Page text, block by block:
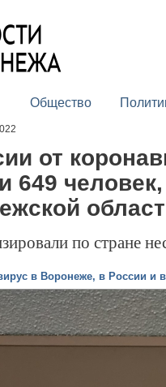
Общество
от
649
по стране
в Воронеже, в России и